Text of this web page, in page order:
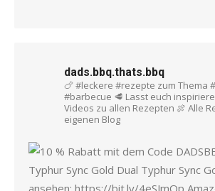
dads.bbq.thats.bbq
🍗 #leckere #rezepte zum Thema
#barbecue 🥩 Lasst euch
Videos zu allen Rezepten 🍖 Alle
eigenen Blog